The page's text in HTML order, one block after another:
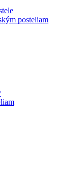
posteliam